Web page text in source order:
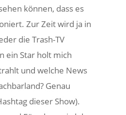
können, dass es
Zur Zeit wird ja in
die Trash-TV
ein Star holt mich
und welche News
Genau
dieser Show).